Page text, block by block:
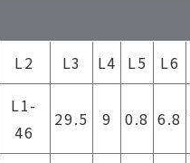
L2 L3 L4 L5 L6
L1-
46
29.5 9 0.8 6.8